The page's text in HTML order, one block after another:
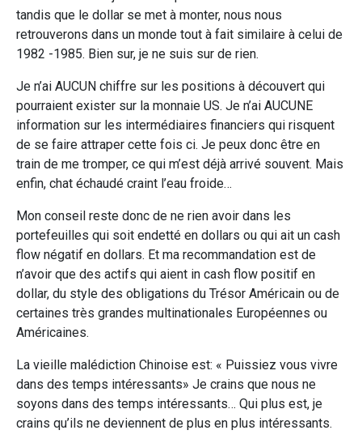
tandis que le dollar se met à monter, nous nous
retrouverons dans un monde tout à fait similaire à celui de
1982 -1985. Bien sur, je ne suis sur de rien.
Je n’ai AUCUN chiffre sur les positions à découvert qui
pourraient exister sur la monnaie US. Je n’ai AUCUNE
information sur les intermédiaires financiers qui risquent
de se faire attraper cette fois ci. Je peux donc être en
train de me tromper, ce qui m’est déjà arrivé souvent. Mais
enfin, chat échaudé craint l’eau froide…
Mon conseil reste donc de ne rien avoir dans les
portefeuilles qui soit endetté en dollars ou qui ait un cash
flow négatif en dollars. Et ma recommandation est de
n’avoir que des actifs qui aient in cash flow positif en
dollar, du style des obligations du Trésor Américain ou de
certaines très grandes multinationales Européennes ou
Américaines.
La vieille malédiction Chinoise est: « Puissiez vous vivre
dans des temps intéressants» Je crains que nous ne
soyons dans des temps intéressants… Qui plus est, je
crains qu’ils ne deviennent de plus en plus intéressants.